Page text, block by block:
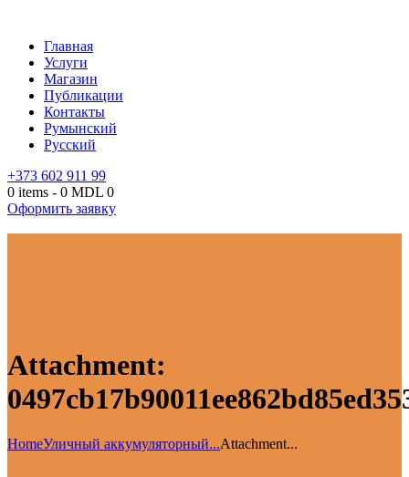
Главная
Услуги
Магазин
Публикации
Контакты
Румынский
Русский
+373 602 911 99
0 items - 0 MDL 0
Оформить заявку
Attachment:
HomeУличный аккумуляторный...Attachment...